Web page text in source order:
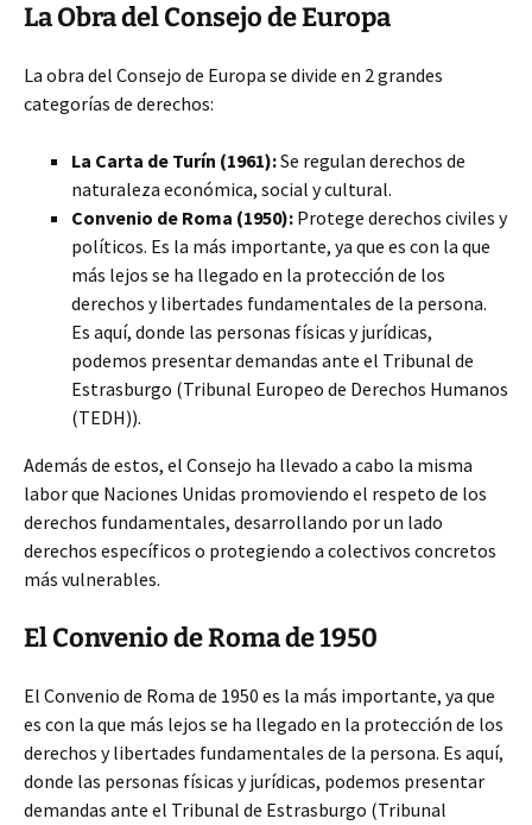
La Obra del Consejo de Europa
La obra del Consejo de Europa se divide en 2 grandes
categorías de derechos:
La Carta de Turín (1961):Se regulan derechos de
naturaleza económica, social y cultural.
Convenio de Roma (1950): Protege derechos civiles y
políticos. Es la más importante, ya que es con la que
más lejos se ha llegado en la protección de los
derechos y libertades fundamentales de la persona.
Es aquí, donde las personas físicas y jurídicas,
podemos presentar demandas ante el Tribunal de
Estrasburgo (Tribunal Europeo de Derechos Humanos
(TEDH)).
Además de estos, el Consejo ha llevado a cabo la misma
labor que Naciones Unidas promoviendo el respeto de los
derechos fundamentales, desarrollando por un lado
derechos específicos o protegiendo a colectivos concretos
más vulnerables.
El Convenio de Roma de 1950
El Convenio de Roma de 1950 es la más importante, ya que
es con la que más lejos se ha llegado en la protección de los
derechos y libertades fundamentales de la persona. Es aquí,
donde las personas físicas y jurídicas, podemos presentar
demandas ante el Tribunal de Estrasburgo (Tribunal